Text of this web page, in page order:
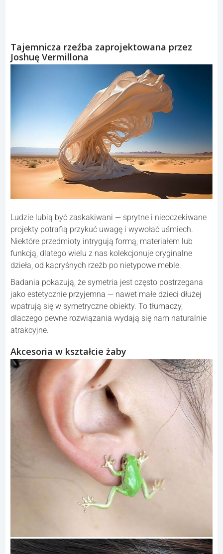
Tajemnicza rzeźba zaprojektowana przez
Joshuę Vermillona
Ludzie lubią być zaskakiwani — sprytne i nieoczekiwane
projekty potrafią przykuć uwagę i wywołać uśmiech.
Niektóre przedmioty intrygują formą, materiałem lub
funkcją, dlatego wielu z nas kolekcjonuje oryginalne
dzieła, od kapryśnych rzeźb po nietypowe meble.
Badania pokazują, że symetria jest często postrzegana
jako estetycznie przyjemna — nawet małe dzieci dłużej
wpatrują się w symetryczne obiekty. To tłumaczy,
dlaczego pewne rozwiązania wydają się nam naturalnie
atrakcyjne.
Akcesoria w kształcie żaby